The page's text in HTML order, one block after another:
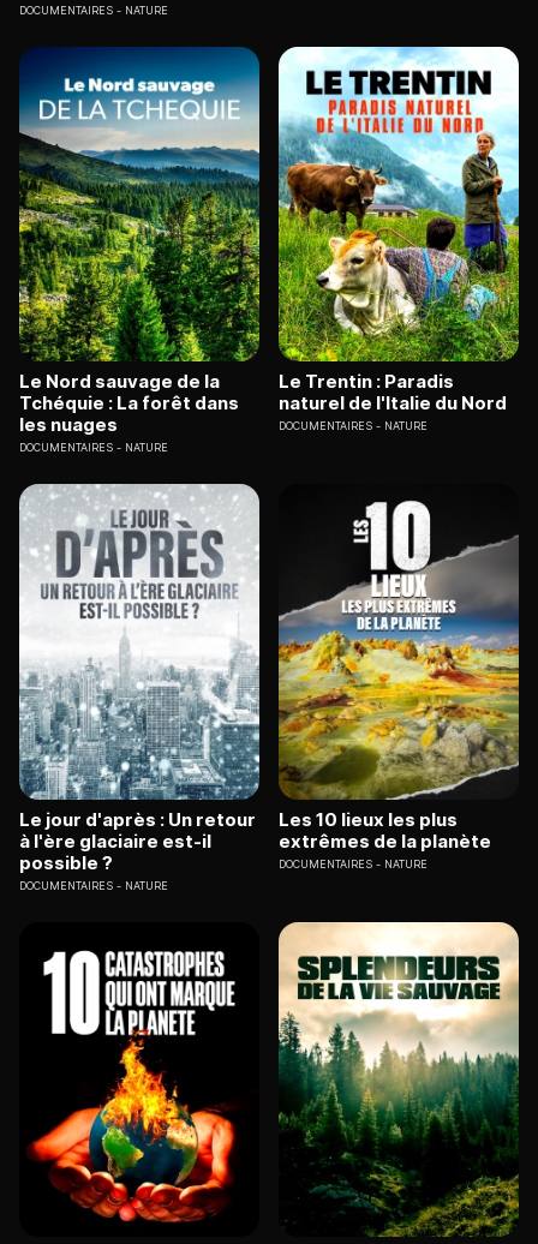
DOCUMENTAIRES NATURE
Le Nord sauvage de la
Tchéquie : La forêt dans
les nuages
DOCUMENTAIRES NATURE
Le Trentin : Paradis
naturel de l'Italie du Nord
DOCUMENTAIRES NATURE
Le jour d'après : Un retour
à l'ère glaciaire est-il
possible ?
DOCUMENTAIRES NATURE
Les 10 lieux les plus
extrêmes de la planète
DOCUMENTAIRES NATURE